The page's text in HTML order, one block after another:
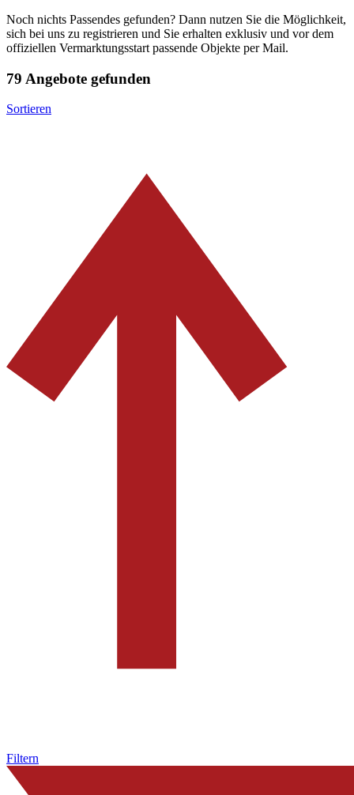
Noch nichts Passendes gefunden? Dann nutzen Sie die Möglichkeit,
sich bei uns zu registrieren und Sie erhalten exklusiv und vor dem
offiziellen Vermarktungsstart passende Objekte per Mail.
79 Angebote gefunden
Sortieren
Filtern